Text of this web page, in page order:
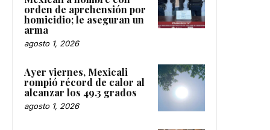
orden de aprehensión por
homicidio; le aseguran un
arma
agosto 1, 2026
Ayer viernes, Mexicali
rompió récord de calor al
alcanzar los 49.3 grados
agosto 1, 2026